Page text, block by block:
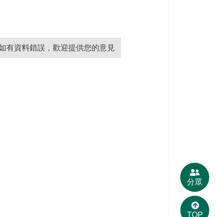
有資料錯誤，歡迎提供您的意見
分眾
TOP